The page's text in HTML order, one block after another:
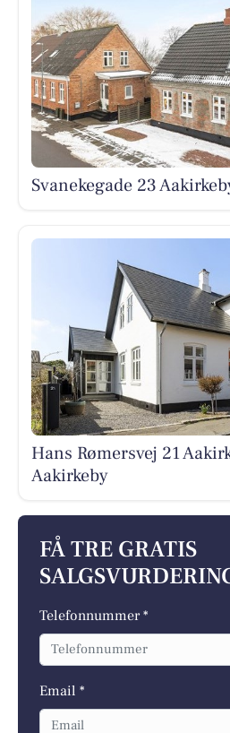
Svanekegade 23
Hans Rømersvej 21
Aakirkeby
FÅ TRE GRATIS
Telefonnummer *
Email *